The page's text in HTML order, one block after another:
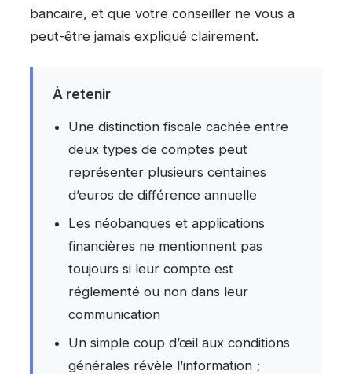
bancaire, et que votre conseiller ne vous a
peut-être jamais expliqué clairement.
À retenir
Une distinction fiscale cachée entre
deux types de comptes peut
représenter plusieurs centaines
d’euros de différence annuelle
Les néobanques et applications
financières ne mentionnent pas
toujours si leur compte est
réglementé ou non dans leur
communication
Un simple coup d’œil aux conditions
générales révèle l’information ;